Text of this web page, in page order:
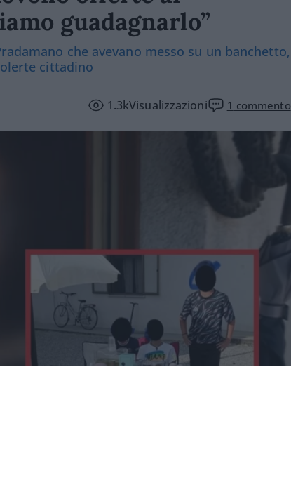
guadagnarlo”
che avevano messo su un banchetto,
cittadino
1.3kVisualizzazioni 1 commento